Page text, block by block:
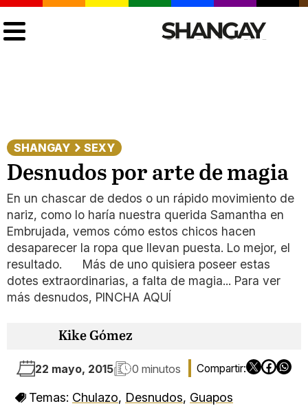
SHANGAY SEXY
Desnudos por arte de magia
En un chascar de dedos o un rápido movimiento de
nariz, como lo haría nuestra querida Samantha en
Embrujada, vemos cómo estos chicos hacen
desaparecer la ropa que llevan puesta. Lo mejor, el
resultado. Más de uno quisiera poseer estas
dotes extraordinarias, a falta de magia... Para ver
más desnudos, PINCHA AQUÍ
Kike Gómez
22 mayo, 2015 0 minutos
Temas: Chulazo, Desnudos, Guapos